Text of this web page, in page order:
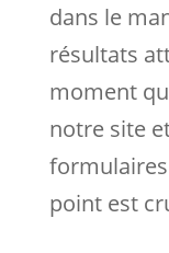
dans le
résultats
moment
notre site
point est